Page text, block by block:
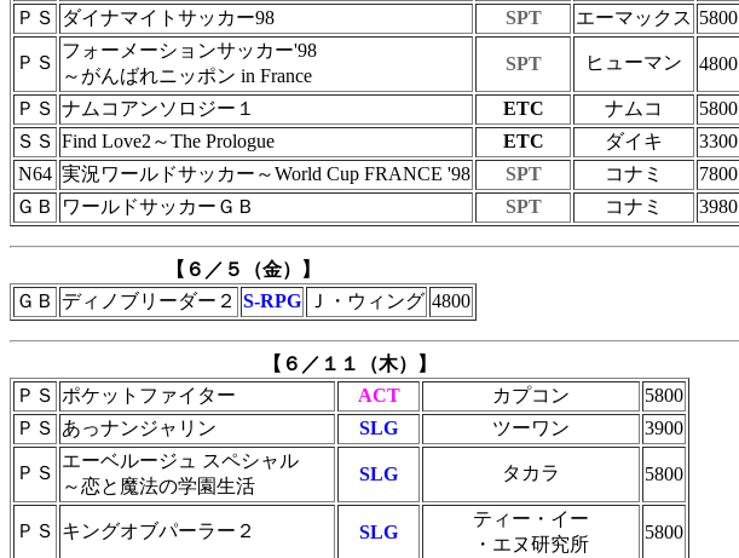
ＰＳ
ダイナマイトサッカー98 SPT エーマックス 5800
ＰＳ
フォーメーションサッカー'98
～がんばれニッポン in France
SPT ヒューマン 4800
ＰＳ ナムコアンソロジー１ ETC ナムコ
5800
ＳＳ Find Love2～The Prologue ETC ダイキ
3300
N64 実況ワールドサッカー～World Cup FRANCE '98 SPT コナミ
7800
ＧＢ
ワールドサッカーＧＢ SPT コナミ 3980
【６／５（金）】
ＧＢ
ディノブリーダー２ S-RPG Ｊ・ウィング 4800
【６／１１（木）】
ＰＳ ポケットファイター ACT カプコン
5800
ＰＳ あっナンジャリン SLG ツーワン 3900
ＰＳ
エーベルージュ スペシャル
～恋と魔法の学園生活
SLG タカラ 5800
ＰＳ キングオブパーラー２ SLG
ティー・イー
・エヌ研究所
5800